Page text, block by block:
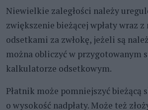
Niewielkie zaległości należy
zwiększenie bieżącej wpłaty wraz
odsetkami za zwłokę, jeżeli są
można obliczyć w przygotowanym
kalkulatorze odsetkowym.
Płatnik może pomniejszyć bieżącą
o wysokość nadpłaty. Może też